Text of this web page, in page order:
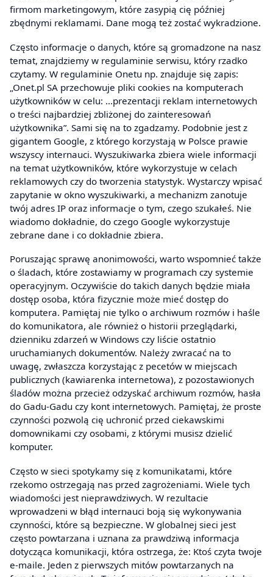
firmom marketingowym, które zasypią cię później
zbędnymi reklamami. Dane mogą też zostać wykradzione.
Często informacje o danych, które są gromadzone na nasz
temat, znajdziemy w regulaminie serwisu, który rzadko
czytamy. W regulaminie Onetu np. znajduje się zapis:
„Onet.pl SA przechowuje pliki cookies na komputerach
użytkowników w celu: …prezentacji reklam internetowych
o treści najbardziej zbliżonej do zainteresowań
użytkownika”. Sami się na to zgadzamy. Podobnie jest z
gigantem Google, z którego korzystają w Polsce prawie
wszyscy internauci. Wyszukiwarka zbiera wiele informacji
na temat użytkowników, które wykorzystuje w celach
reklamowych czy do tworzenia statystyk. Wystarczy wpisać
zapytanie w okno wyszukiwarki, a mechanizm zanotuje
twój adres IP oraz informacje o tym, czego szukałeś. Nie
wiadomo dokładnie, do czego Google wykorzystuje
zebrane dane i co dokładnie zbiera.
Poruszając sprawę anonimowości, warto wspomnieć także
o śladach, które zostawiamy w programach czy systemie
operacyjnym. Oczywiście do takich danych będzie miała
dostęp osoba, która fizycznie może mieć dostęp do
komputera. Pamiętaj nie tylko o archiwum rozmów i haśle
do komunikatora, ale również o historii przeglądarki,
dzienniku zdarzeń w Windows czy liście ostatnio
uruchamianych dokumentów. Należy zwracać na to
uwagę, zwłaszcza korzystając z pecetów w miejscach
publicznych (kawiarenka internetowa), z pozostawionych
śladów można przecież odzyskać archiwum rozmów, hasła
do Gadu-Gadu czy kont internetowych. Pamiętaj, że proste
czynności pozwolą cię uchronić przed ciekawskimi
domownikami czy osobami, z którymi musisz dzielić
komputer.
Często w sieci spotykamy się z komunikatami, które
rzekomo ostrzegają nas przed zagrożeniami. Wiele tych
wiadomości jest nieprawdziwych. W rezultacie
wprowadzeni w błąd internauci boją się wykonywania
czynności, które są bezpieczne. W globalnej sieci jest
często powtarzana i uznana za prawdziwą informacja
dotycząca komunikacji, która ostrzega, że: Ktoś czyta twoje
e-maile. Jeden z pierwszych mitów powtarzanych na